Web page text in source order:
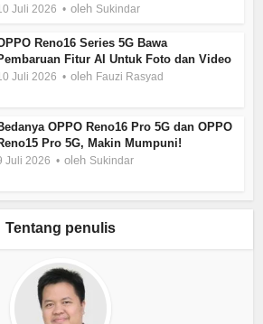
Juli 2026 oleh Sukindar
Reno16 Series 5G Bawa
Fitur AI Untuk Foto dan Video
Juli 2026 oleh Fauzi Rasyad
OPPO Reno16 Pro 5G dan OPPO
Pro 5G, Makin Mumpuni!
Juli 2026 oleh Sukindar
Tentang penulis